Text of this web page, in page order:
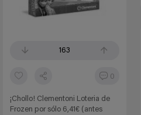
163
0
¡Chollo! Clementoni Loteria de
Frozen por sólo 6,41€ (antes